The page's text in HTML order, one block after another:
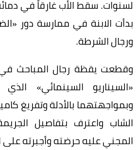
لسنوات. سقط الأب غارقاً في
بدأت الابنة في ممارسة دور
ورجال الشرطة.
وقطعت يقظة رجال المباحث
«السيناريو السينمائي»
وبمواجهتهما بالأدلة وتفريغ
الشاب واعترف بتفاصيل
المجني عليه حرضته وأجبرته على